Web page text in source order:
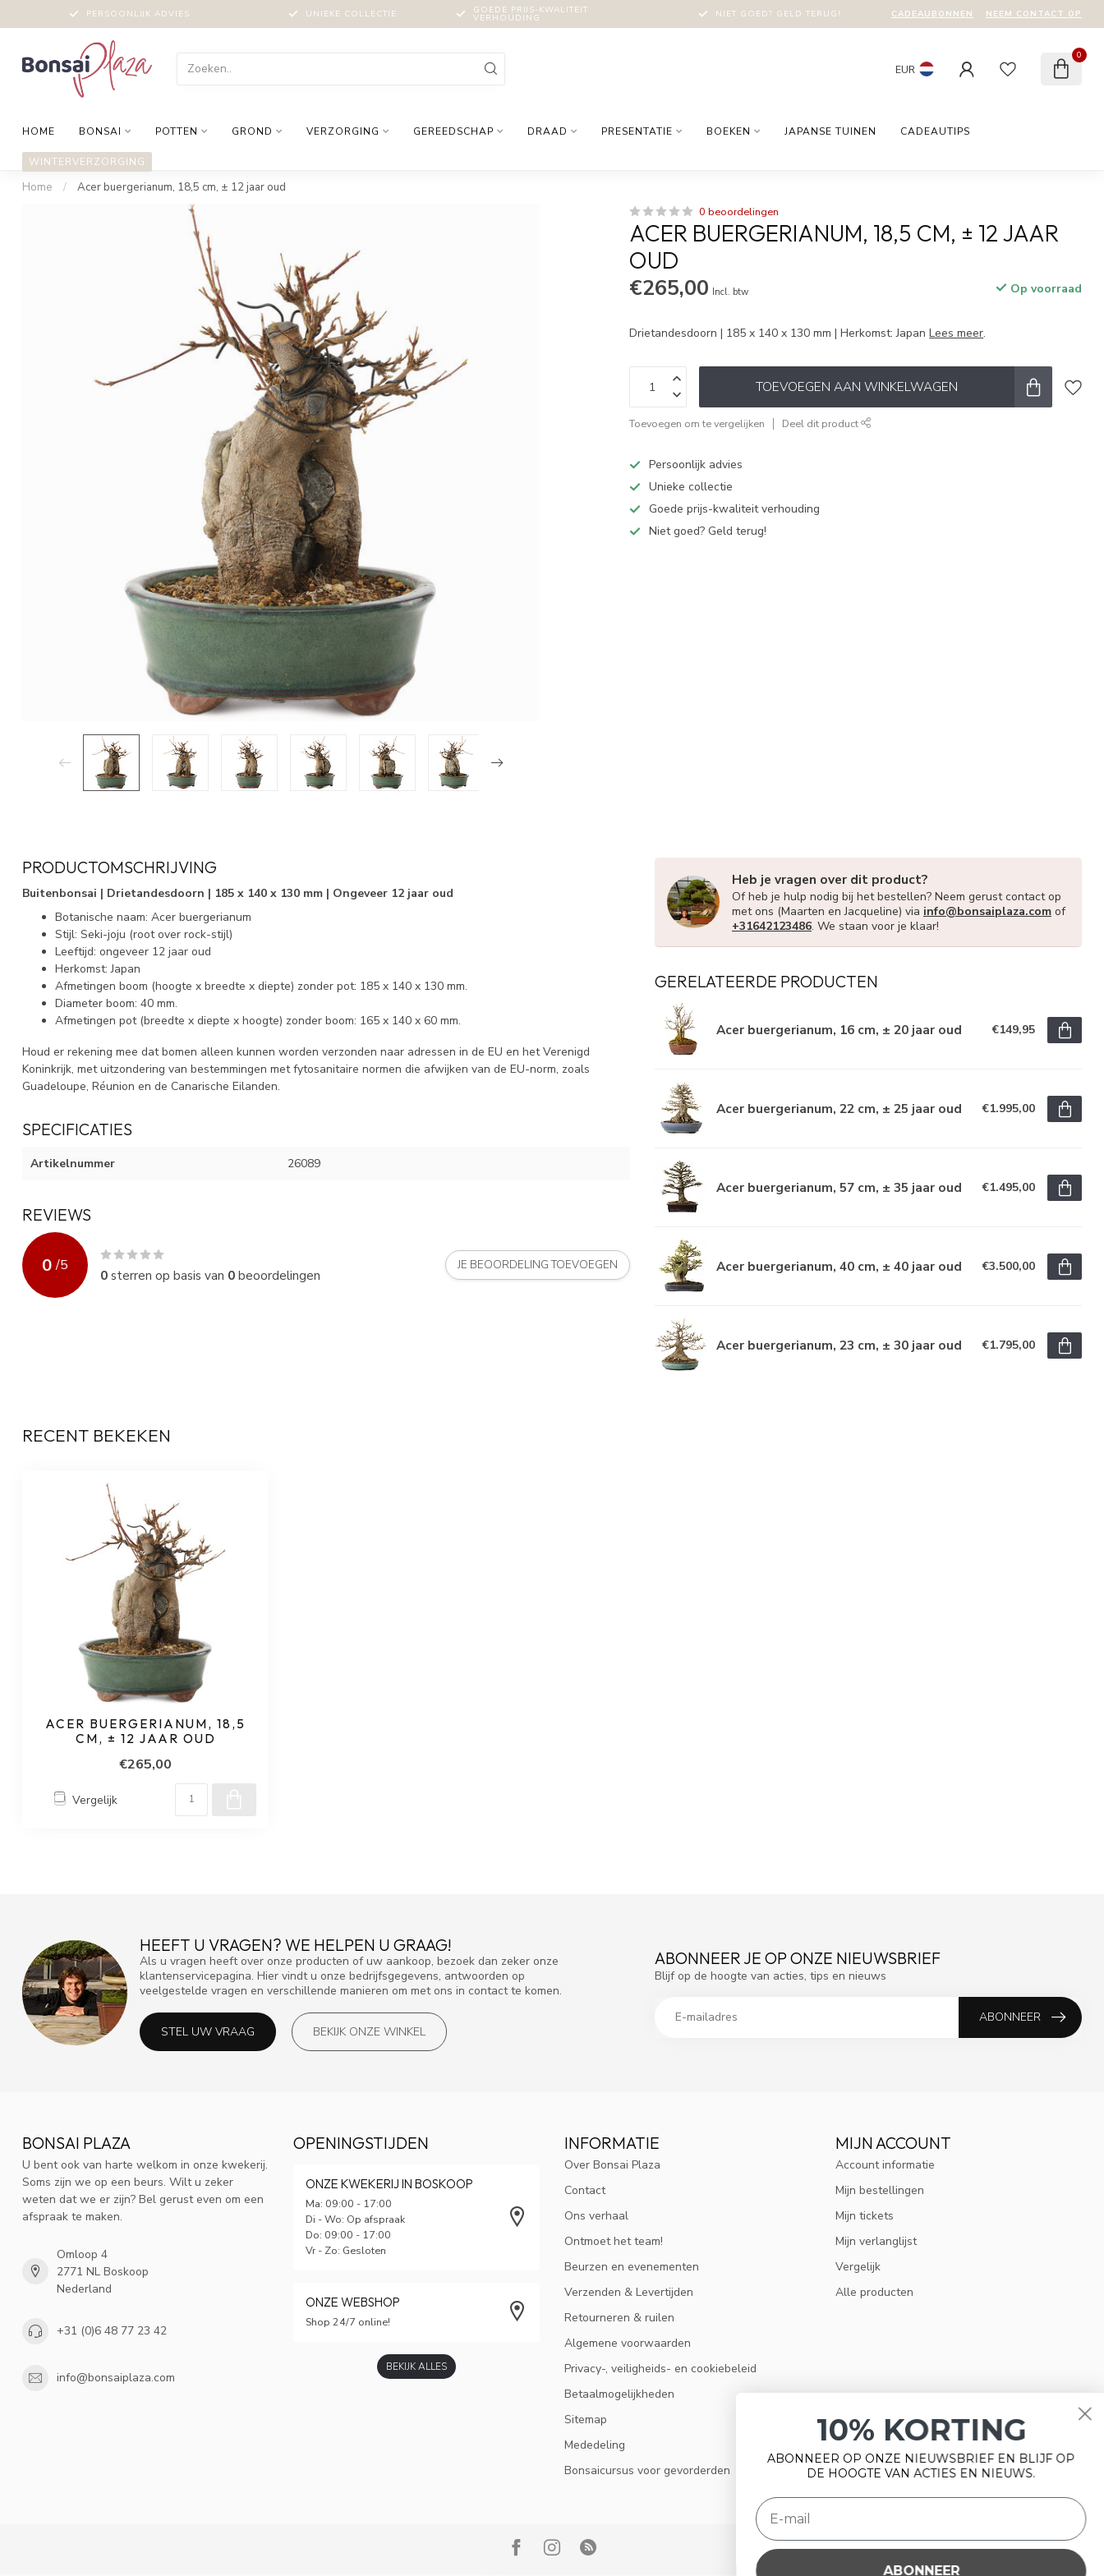
PERSOONLIJK ADVIES UNIEKE COLLECTIE GOEDE PRIJS-KWALITEIT
VERHOUDING NIET GOED? GELD TERUG! CADEAUBONNEN NEEM CONTACT OP
EUR
0
HOME BONSAI POTTEN GROND VERZORGING GEREEDSCHAP DRAAD PRESENTATIE BOEKEN JAPANSE TUINEN CADEAUTIPS
WINTERVERZORGING
Home / Acer buergerianum, 18,5 cm, ± 12 jaar oud
0 beoordelingen
ACER BUERGERIANUM, 18,5 CM, ± 12 JAAR
OUD
€265,00 Incl. btw Op voorraad
Drietandesdoorn | 185 x 140 x 130 mm | Herkomst: JapanLees meer.
TOEVOEGEN AAN WINKELWAGEN
Toevoegen om te vergelijken Deel dit product
Persoonlijk advies
Unieke collectie
Goede prijs-kwaliteit verhouding
Niet goed? Geld terug!
PRODUCTOMSCHRIJVING
Buitenbonsai | Drietandesdoorn | 185 x 140 x 130 mm | Ongeveer 12 jaar oud
Botanische naam: Acer buergerianum
Stijl: Seki-joju (root over rock-stijl)
Leeftijd: ongeveer 12 jaar oud
Herkomst: Japan
Afmetingen boom (hoogte x breedte x diepte) zonder pot: 185 x 140 x 130 mm.
Diameter boom: 40 mm.
Afmetingen pot (breedte x diepte x hoogte) zonder boom: 165 x 140 x 60 mm.
Houd er rekening mee dat bomen alleen kunnen worden verzonden naar adressen in de EU en het Verenigd
Koninkrijk, met uitzondering van bestemmingen met fytosanitaire normen die afwijken van de EU-norm, zoals
Guadeloupe, Réunion en de Canarische Eilanden.
SPECIFICATIES
Artikelnummer 26089
REVIEWS
0 /5
0sterren op basis van 0beoordelingen
JE BEOORDELING TOEVOEGEN
Heb je vragen over dit product?
Of heb je hulp nodig bij het bestellen? Neem gerust contact op
met ons (Maarten en Jacqueline) via info@bonsaiplaza.com of
+31642123486. We staan voor je klaar!
GERELATEERDE PRODUCTEN
Acer buergerianum, 16 cm, ± 20 jaar oud €149,95
Acer buergerianum, 22 cm, ± 25 jaar oud €1.995,00
Acer buergerianum, 57 cm, ± 35 jaar oud €1.495,00
Acer buergerianum, 40 cm, ± 40 jaar oud €3.500,00
Acer buergerianum, 23 cm, ± 30 jaar oud €1.795,00
RECENT BEKEKEN
ACER BUERGERIANUM, 18,5
CM, ± 12 JAAR OUD
€265,00
Vergelijk
HEEFT U VRAGEN? WE HELPEN U GRAAG!
Als u vragen heeft over onze producten of uw aankoop, bezoek dan zeker onze
klantenservicepagina. Hier vindt u onze bedrijfsgegevens, antwoorden op
veelgestelde vragen en verschillende manieren om met ons in contact te komen.
STEL UW VRAAG BEKIJK ONZE WINKEL
ABONNEER JE OP ONZE NIEUWSBRIEF
Blijf op de hoogte van acties, tips en nieuws
ABONNEER
BONSAI PLAZA
U bent ook van harte welkom in onze kwekerij.
Soms zijn we op een beurs. Wilt u zeker
weten dat we er zijn? Bel gerust even om een
afspraak te maken.
Omloop 4
2771 NL Boskoop
Nederland
+31 (0)6 48 77 23 42
info@bonsaiplaza.com
OPENINGSTIJDEN
ONZE KWEKERIJ IN BOSKOOP
Ma: 09:00 - 17:00
Di - Wo: Op afspraak
Do: 09:00 - 17:00
Vr - Zo: Gesloten
ONZE WEBSHOP
Shop 24/7 online!
BEKIJK ALLES
INFORMATIE
Over Bonsai Plaza
Contact
Ons verhaal
Ontmoet het team!
Beurzen en evenementen
Verzenden & Levertijden
Retourneren & ruilen
Algemene voorwaarden
Privacy-, veiligheids- en cookiebeleid
Betaalmogelijkheden
Sitemap
Mededeling
Bonsaicursus voor gevorderden
MIJN ACCOUNT
Account informatie
Mijn bestellingen
Mijn tickets
Mijn verlanglijst
Vergelijk
Alle producten
10% KORTING
ABONNEER OP ONZE NIEUWSBRIEF EN BLIJF OP
DE HOOGTE VAN ACTIES EN NIEUWS.
ABONNEER